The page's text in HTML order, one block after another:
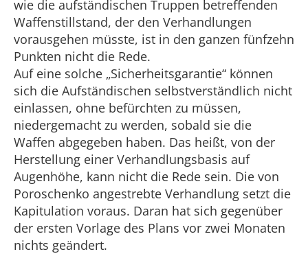
wie die aufständischen Truppen betreffenden
Waffenstillstand, der den Verhandlungen
vorausgehen müsste, ist in den ganzen fünfzehn
Punkten nicht die Rede.
Auf eine solche „Sicherheitsgarantie“ können
sich die Aufständischen selbstverständlich nicht
einlassen, ohne befürchten zu müssen,
niedergemacht zu werden, sobald sie die
Waffen abgegeben haben. Das heißt, von der
Herstellung einer Verhandlungsbasis auf
Augenhöhe, kann nicht die Rede sein. Die von
Poroschenko angestrebte Verhandlung setzt die
Kapitulation voraus. Daran hat sich gegenüber
der ersten Vorlage des Plans vor zwei Monaten
nichts geändert.